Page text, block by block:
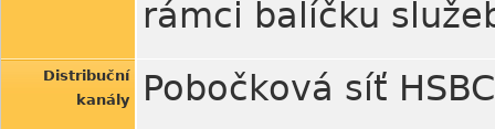
rámci balíčku
Distribuční
kanály
Pobočková síť